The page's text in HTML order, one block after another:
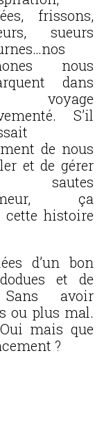
frissons,
sueurs
nous
dans
voyage
S’il
de nous
et de gérer
sautes
ça
histoire
d’un bon
et de
Sans avoir
ou plus mal.
mais que
?